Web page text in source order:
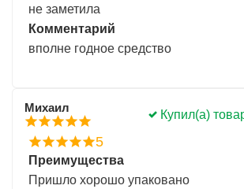
не заметила
Комментарий
вполне годное средство
Михаил Купил(а)
5
Преимущества
Пришло хорошо упаковано